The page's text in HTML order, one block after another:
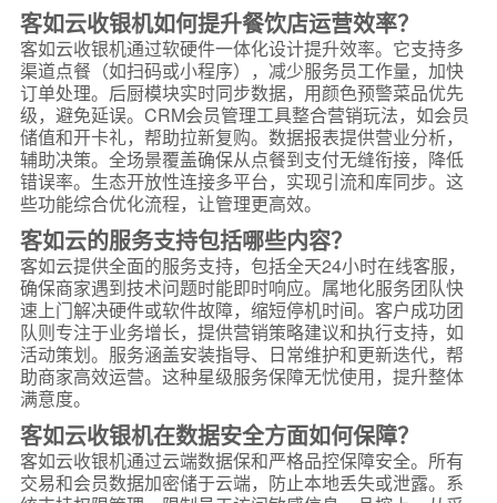
客如云收银机如何提升餐饮店运营效率？
客如云收银机通过软硬件一体化设计提升效率。它支持多
渠道点餐（如扫码或小程序），减少服务员工作量，加快
订单处理。后厨模块实时同步数据，用颜色预警菜品优先
级，避免延误。CRM会员管理工具整合营销玩法，如会员
储值和开卡礼，帮助拉新复购。数据报表提供营业分析，
辅助决策。全场景覆盖确保从点餐到支付无缝衔接，降低
错误率。生态开放性连接多平台，实现引流和库同步。这
些功能综合优化流程，让管理更高效。
客如云的服务支持包括哪些内容？
客如云提供全面的服务支持，包括全天24小时在线客服，
确保商家遇到技术问题时能即时响应。属地化服务团队快
速上门解决硬件或软件故障，缩短停机时间。客户成功团
队则专注于业务增长，提供营销策略建议和执行支持，如
活动策划。服务涵盖安装指导、日常维护和更新迭代，帮
助商家高效运营。这种星级服务保障无忧使用，提升整体
满意度。
客如云收银机在数据安全方面如何保障？
客如云收银机通过云端数据保和严格品控保障安全。所有
交易和会员数据加密储于云端，防止本地丢失或泄露。系